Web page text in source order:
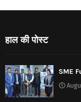
हाल की पोस्ट
SME